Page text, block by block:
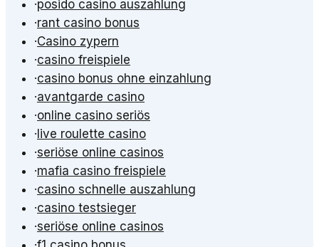
·posido casino auszahlung
·rant casino bonus
·Casino zypern
·casino freispiele
·casino bonus ohne einzahlung
·avantgarde casino
·online casino seriös
·live roulette casino
·seriöse online casinos
·mafia casino freispiele
·casino schnelle auszahlung
·casino testsieger
·seriöse online casinos